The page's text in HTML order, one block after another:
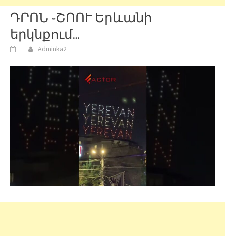
ԴՐՈՆ ֊ՇՈՈՒ Երևանի
երկնքում…
Adminka2